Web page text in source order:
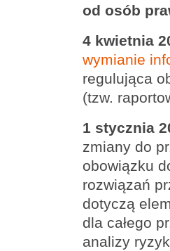
od osób
4 kwietnia
wymianie
regulująca
(tzw.
1 stycznia
zmiany do
obowiązku
rozwiązań
dotyczą
dla całego
analizy